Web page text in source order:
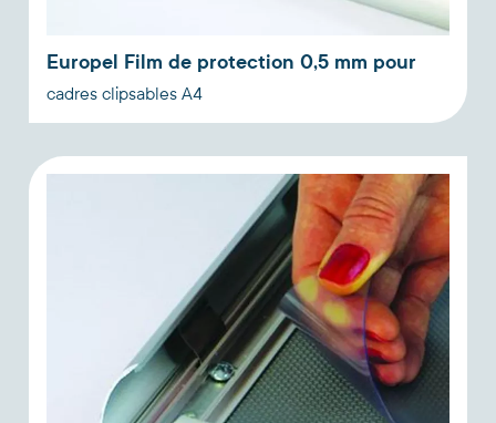
Europel Film de protection 0,5 mm pour
cadres clipsables A4